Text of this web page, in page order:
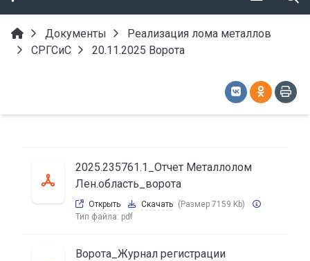
Документы
Реализация лома металлов
СРГСиС
20.11.2025 Ворота
2025.235761.1_Отчет Металлолом
Лен.область_ворота
Открыть Скачать (Размер 7159 Kb)
Тип файла: pdf
Ворота_Журнал регистрации